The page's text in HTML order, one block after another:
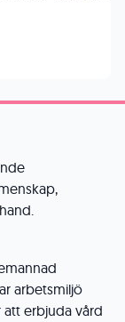
arbetsmiljö
erbjuda vård